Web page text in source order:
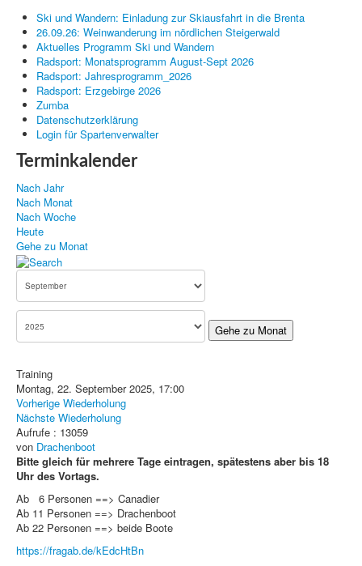
Kanu
Ski und Wandern: Einladung zur Skiausfahrt in die Brenta
26.09.26: Weinwanderung im nördlichen Steigerwald
Aktuelles Programm Ski und Wandern
Radsport: Monatsprogramm August-Sept 2026
Radsport: Jahresprogramm_2026
Radsport: Erzgebirge 2026
Zumba
Datenschutzerklärung
Login für Spartenverwalter
Terminkalender
Nach Jahr
Nach Monat
Nach Woche
Heute
Gehe zu Monat
Gehe zu Monat
Training
Montag, 22. September 2025, 17:00
Vorherige Wiederholung
Nächste Wiederholung
Aufrufe : 13059
von Drachenboot
Bitte gleich für mehrere Tage eintragen, spätestens aber bis 18
Uhr des Vortags.
Ab 6 Personen ==> Canadier
Ab 11 Personen ==> Drachenboot
Ab 22 Personen ==> beide Boote
https://fragab.de/kEdcHtBn